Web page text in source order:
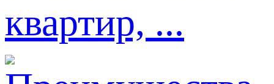
квартир, ...